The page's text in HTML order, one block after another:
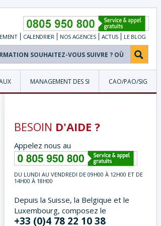
CALENDRIER NOS AGENCES ACTUS
LE BLOG
MANAGEMENT DES SI CAO/PAO/SIG
BESOIN D'AIDE ?
Appelez nous au
DU LUNDI AU VENDREDI DE 09H00 À 12H00 ET DE
14H00 À 18H00
Depuis la Suisse, la Belgique et le
Luxembourg, composez le
+33 (0)4 78 22 10 38